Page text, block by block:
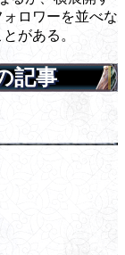
ロワーを並べな
がある。
記事